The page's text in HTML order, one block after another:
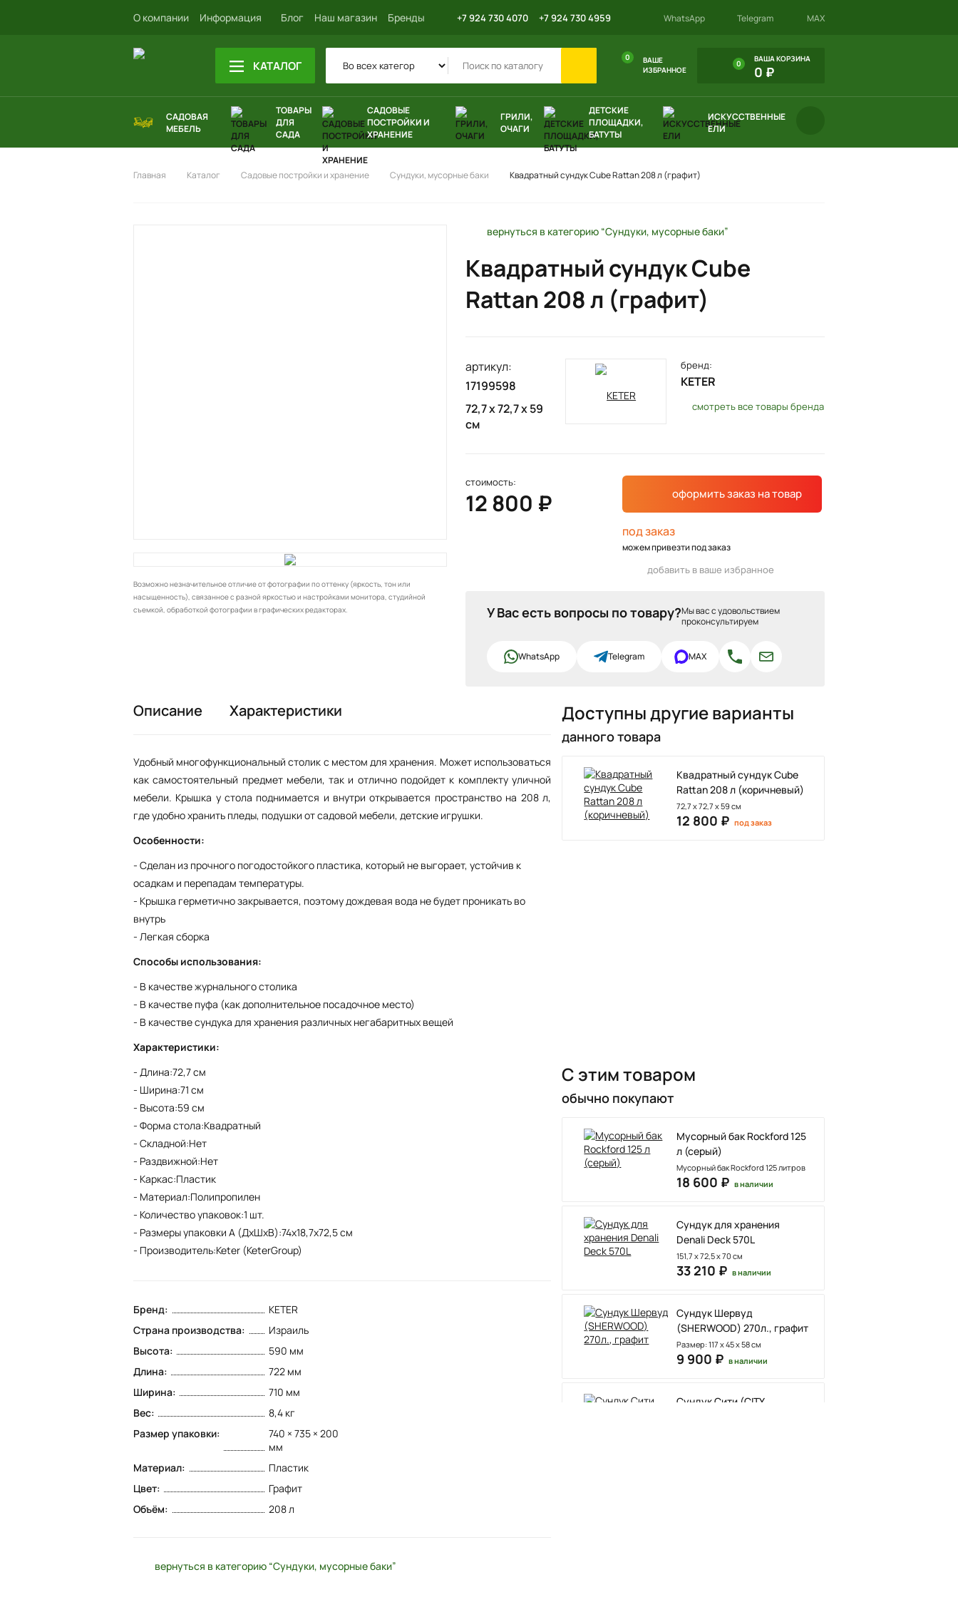
О компании Информация Блог Наш магазин Бренды +7 924 730 4070 +7 924 730 4959 WhatsApp Telegram MAX
КАТАЛОГ
ВАШЕ
ИЗБРАННОЕ
0 ВАША КОРЗИНА
0 ₽
0
САДОВАЯ
МЕБЕЛЬ
ТОВАРЫ
ДЛЯ
САДА
САДОВЫЕ
ПОСТРОЙКИ И
ХРАНЕНИЕ
ГРИЛИ,
ОЧАГИ
ДЕТСКИЕ
ПЛОЩАДКИ,
БАТУТЫ
ИСКУССТВЕННЫЕ
ЕЛИ
Главная Каталог Садовые постройки и хранение Сундуки, мусорные баки Квадратный сундук Cube Rattan 208 л (графит)
Возможно незначительное отличие от фотографии по оттенку (яркость, тон или
насыщенность), связанное с разной яркостью и настройками монитора, студийной
съемкой, обработкой фотографии в графических редакторах.
вернуться в категорию “Сундуки, мусорные баки”
Квадратный сундук Cube
Rattan 208 л (графит)
артикул:
17199598
72,7 х 72,7 х 59
см
бренд:
KETER
смотреть все товары бренда
стоимость:
12 800 ₽ оформить заказ на товар
под заказ
можем привезти под заказ
добавить в ваше избранное
У Вас есть вопросы по товару?Мы вас с удовольствием
проконсультируем
WhatsApp Telegram MAX
Описание Характеристики
Удобный многофункциональный столик с местом для хранения. Может использоваться
как самостоятельный предмет мебели, так и отлично подойдет к комплекту уличной
мебели. Крышка у стола поднимается и внутри открывается пространство на 208 л,
где удобно хранить пледы, подушки от садовой мебели, детские игрушки.
Особенности:
- Сделан из прочного погодостойкого пластика, который не выгорает, устойчив к
осадкам и перепадам температуры.
- Крышка герметично закрывается, поэтому дождевая вода не будет проникать во
внутрь
- Легкая сборка
Способы использования:
- В качестве журнального столика
- В качестве пуфа (как дополнительное посадочное место)
- В качестве сундука для хранения различных негабаритных вещей
Характеристики:
- Длина:72,7 см
- Ширина:71 см
- Высота:59 см
- Форма стола:Квадратный
- Складной:Нет
- Раздвижной:Нет
- Каркас:Пластик
- Материал:Полипропилен
- Количество упаковок:1 шт.
- Размеры упаковки A (ДхШхВ):74х18,7х72,5 см
- Производитель:Keter (KeterGroup)
Бренд:
KETER
Страна производства:
Израиль
Высота:
590 мм
Длина:
722 мм
Ширина:
710 мм
Вес:
8,4 кг
Размер упаковки:
740 × 735 × 200
мм
Материал:
Пластик
Цвет:
Графит
Объём:
208 л
вернуться в категорию “Сундуки, мусорные баки”
Доступны другие варианты
данного товара
Квадратный сундук Cube
Rattan 208 л (коричневый)
72,7 х 72,7 х 59 см
12 800 ₽ под заказ
С этим товаром
обычно покупают
Мусорный бак Rockford 125
л (серый)
Мусорный бак Rockford 125 литров
18 600 ₽ в наличии
Сундук для хранения
Denali Deck 570L
151,7 x 72,5 x 70 см
33 210 ₽ в наличии
Сундук Шервуд
(SHERWOOD) 270л., графит
Размер: 117 x 45 x 58 см
9 900 ₽ в наличии
Сундук Сити (CITY